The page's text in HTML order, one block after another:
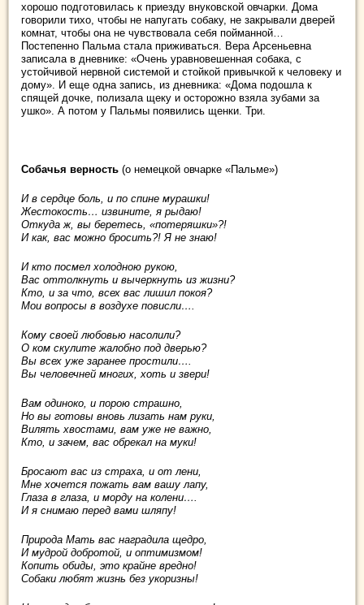
хорошо подготовилась к приезду внуковской овчарки. Дома
говорили тихо, чтобы не напугать собаку, не закрывали дверей
комнат, чтобы она не чувствовала себя пойманной…
Постепенно Пальма стала приживаться. Вера Арсеньевна
записала в дневнике: «Очень уравновешенная собака, с
устойчивой нервной системой и стойкой привычкой к человеку и
дому». И еще одна запись, из дневника: «Дома подошла к
спящей дочке, полизала щеку и осторожно взяла зубами за
ушко». А потом у Пальмы появились щенки. Три.
Собачья верность (о немецкой овчарке «Пальме»)
И в сердце боль, и по спине мурашки!
Жестокость… извините, я рыдаю!
Откуда ж, вы беретесь, «потеряшки»?!
И как, вас можно бросить?! Я не знаю!
И кто посмел холодною рукою,
Вас оттолкнуть и вычеркнуть из жизни?
Кто, и за что, всех вас лишил покоя?
Мои вопросы в воздухе повисли….
Кому своей любовью насолили?
О ком скулите жалобно под дверью?
Вы всех уже заранее простили….
Вы человечней многих, хоть и звери!
Вам одиноко, и порою страшно,
Но вы готовы вновь лизать нам руки,
Вилять хвостами, вам уже не важно,
Кто, и зачем, вас обрекал на муки!
Бросают вас из страха, и от лени,
Мне хочется пожать вам вашу лапу,
Глаза в глаза, и морду на колени….
И я снимаю перед вами шляпу!
Природа Мать вас наградила щедро,
И мудрой добротой, и оптимизмом!
Копить обиды, это крайне вредно!
Собаки любят жизнь без укоризны!